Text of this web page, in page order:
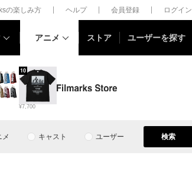
の楽しみ方 ヘルプ 会員登録 ログイン
アニメ ストア ユーザーを探す
¥7,700
10
メ キャスト ユーザー 検索